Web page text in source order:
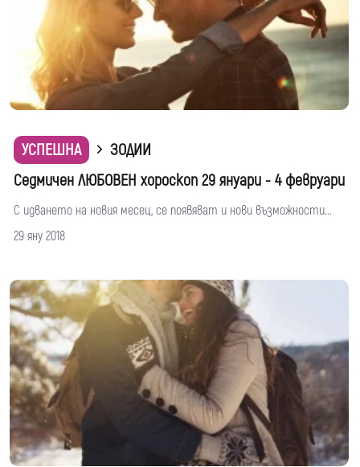
УСПЕШНА
ЗОДИИ
Седмичен ЛЮБОВЕН хороскоп 29 януари - 4 февруари
С идването на новия месец, се появяват и нови възможности...
29 яну 2018